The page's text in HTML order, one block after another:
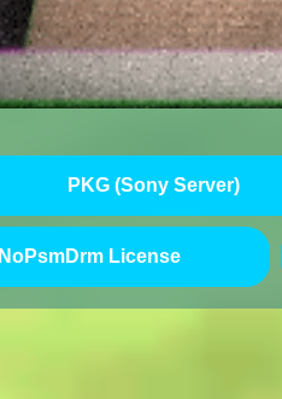
PKG (Sony Server)
NoPsmDrm License